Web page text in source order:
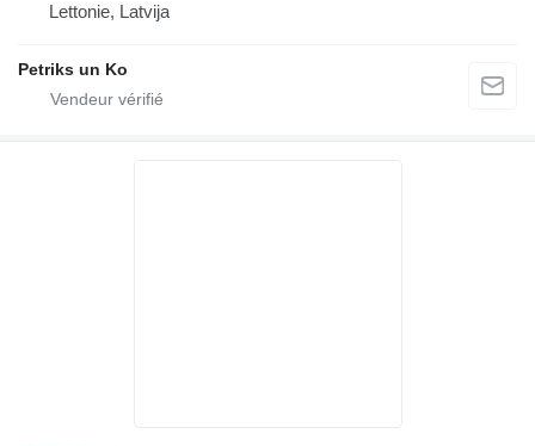
Lettonie, Latvija
Petriks un Ko